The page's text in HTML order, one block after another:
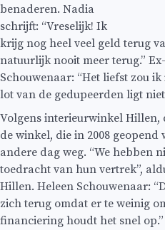
benaderen. Nadia
schrijft: “Vreselijk! Ik
krijg nog heel veel geld terug
natuurlijk nooit meer terug.”
Schouwenaar: “Het liefst zou
lot van de gedupeerden ligt
Volgens interieurwinkel Hillen,
de winkel, die in 2008 geopend
andere dag weg. “We hebben
toedracht van hun vertrek”,
Hillen. Heleen Schouwenaar:
zich terug omdat er te weinig
financiering houdt het snel